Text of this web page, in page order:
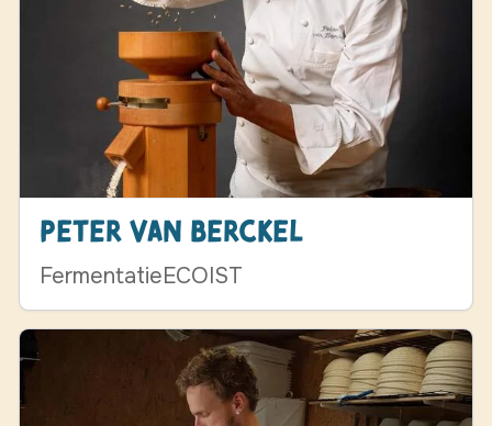
Peter van Berckel
FermentatieECOIST